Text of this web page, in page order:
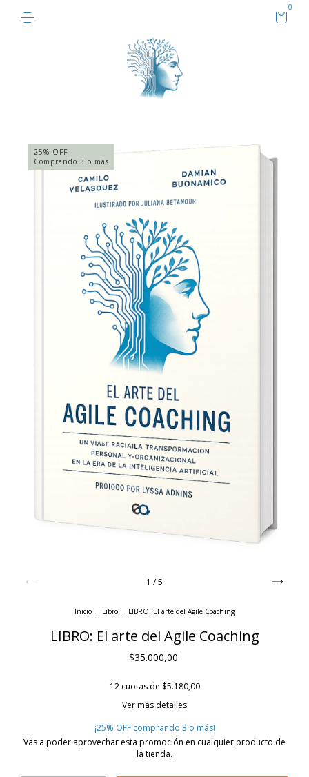
0
25% OFF
Comprando 3 o más
1 /5
Inicio Libro LIBRO: El arte del Agile Coaching
LIBRO: El arte del Agile Coaching
$35.000,00
12 cuotas de $5.180,00
Ver más detalles
¡25% OFF comprando 3 o más!
Vas a poder aprovechar esta promoción en cualquier producto de
la tienda.